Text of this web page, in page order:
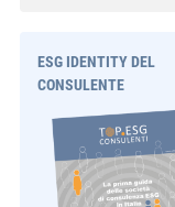
ESG IDENTITY DEL
CONSULENTE